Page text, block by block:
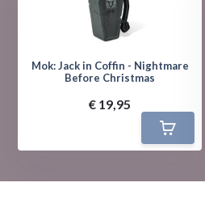
Mok: Jack in Coffin - Nightmare
Before Christmas
€ 19,95